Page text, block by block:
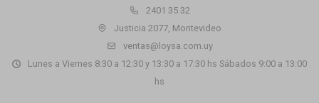
2401 35 32
Justicia 2077, Montevideo
ventas@loysa.com.uy
Lunes a Viernes 8:30 a 12:30 y 13:30 a 17:30 hs Sábados 9:00 a 13:00
hs